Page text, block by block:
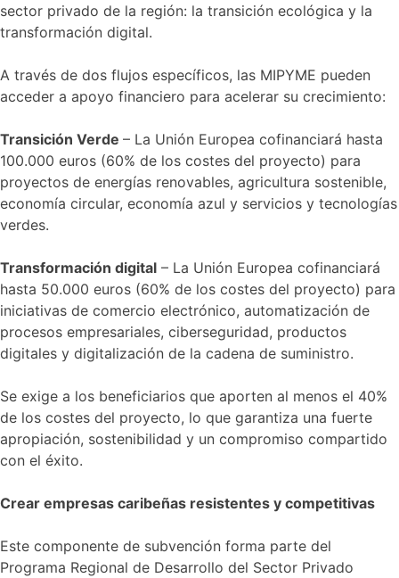
sector privado de la región: la transición ecológica y la
transformación digital.
A través de dos flujos específicos, las MIPYME pueden
acceder a apoyo financiero para acelerar su crecimiento:
Transición Verde – La Unión Europea cofinanciará hasta
100.000 euros (60% de los costes del proyecto) para
proyectos de energías renovables, agricultura sostenible,
economía circular, economía azul y servicios y tecnologías
verdes.
Transformación digital – La Unión Europea cofinanciará
hasta 50.000 euros (60% de los costes del proyecto) para
iniciativas de comercio electrónico, automatización de
procesos empresariales, ciberseguridad, productos
digitales y digitalización de la cadena de suministro.
Se exige a los beneficiarios que aporten al menos el 40%
de los costes del proyecto, lo que garantiza una fuerte
apropiación, sostenibilidad y un compromiso compartido
con el éxito.
Crear empresas caribeñas resistentes y competitivas
Este componente de subvención forma parte del
Programa Regional de Desarrollo del Sector Privado